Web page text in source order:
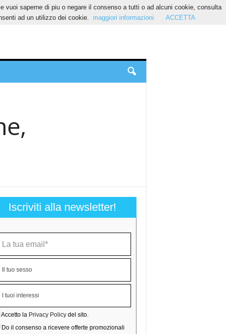
Iscriviti alla newsletter!
Accetto la Privacy Policydel sito.
Do il consenso a ricevere offerte promozionali
saperne di piu o negare il consenso a tutti o ad alcuni cookie, consulta
ad un utilizzo dei cookie.
maggiori informazioni ACCETTA